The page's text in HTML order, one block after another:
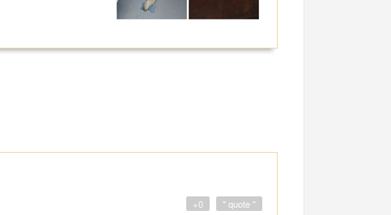
" quote "
+0